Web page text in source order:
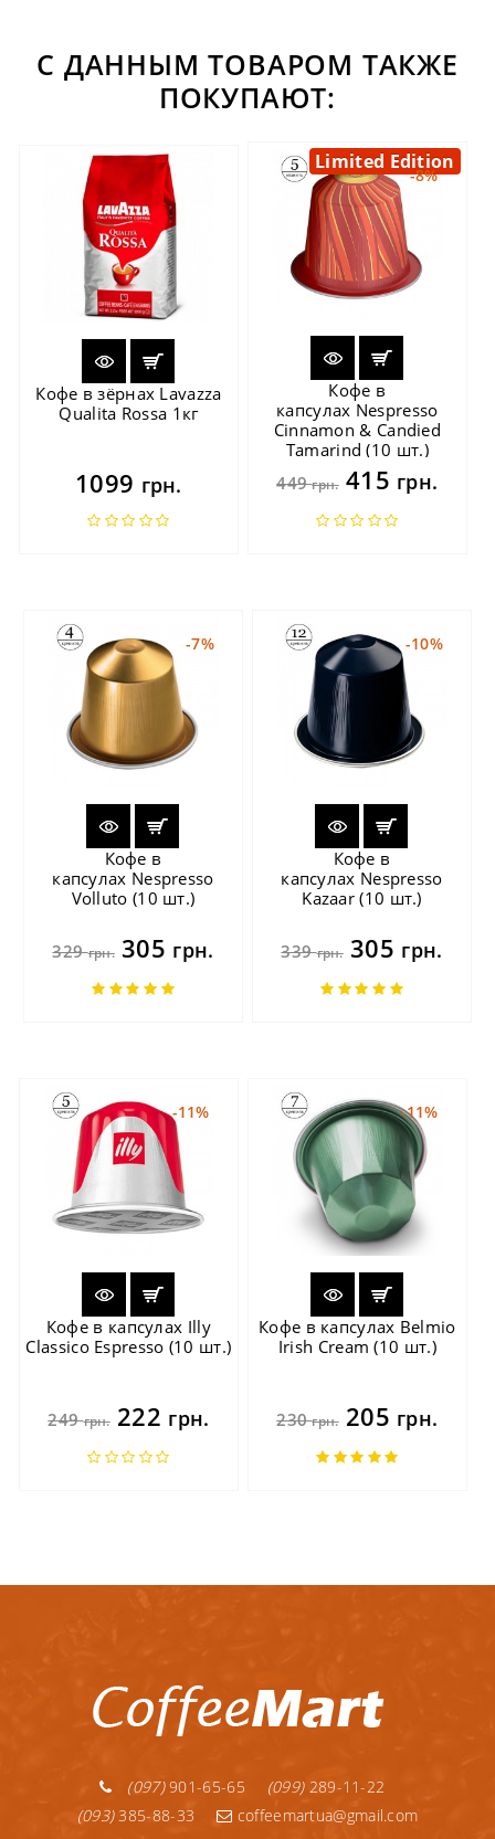
С ДАННЫМ ТОВАРОМ ТАКЖЕ
ПОКУПАЮТ:
Кофе в зёрнах Lavazza
Qualita Rossa 1кг
1099 грн.
-8%
Limited Edition
Кофе в
капсулах Nespresso
Cinnamon & Candied
Tamarind (10 шт.)
449грн.415 грн.
-7%
Кофе в
капсулах Nespresso
Volluto (10 шт.)
329грн.305 грн.
-10%
Кофе в
капсулах Nespresso
Kazaar (10 шт.)
339грн.305 грн.
-11%
Кофе в капсулах Illy
Classico Espresso (10 шт.)
249грн.222 грн.
-11%
Кофе в капсулах Belmio
Irish Cream (10 шт.)
230грн.205 грн.
(097)901-65-65 (099)289-11-22
(093)385-88-33 coffeemartua@gmail.com